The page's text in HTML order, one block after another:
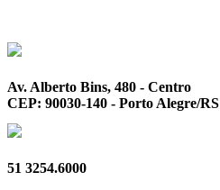
Av. Alberto Bins, 480 - Centro
CEP: 90030-140 - Porto Alegre/RS
51 3254.6000